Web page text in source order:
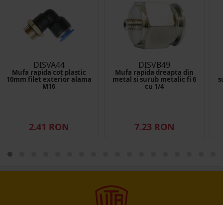
DISVA44
Mufa rapida cot plastic
10mm filet exterior alama
M16
2.41 RON
DISVB49
Mufa rapida dreapta din
metal si surub metalic fi 6
cu 1/4
7.23 RON